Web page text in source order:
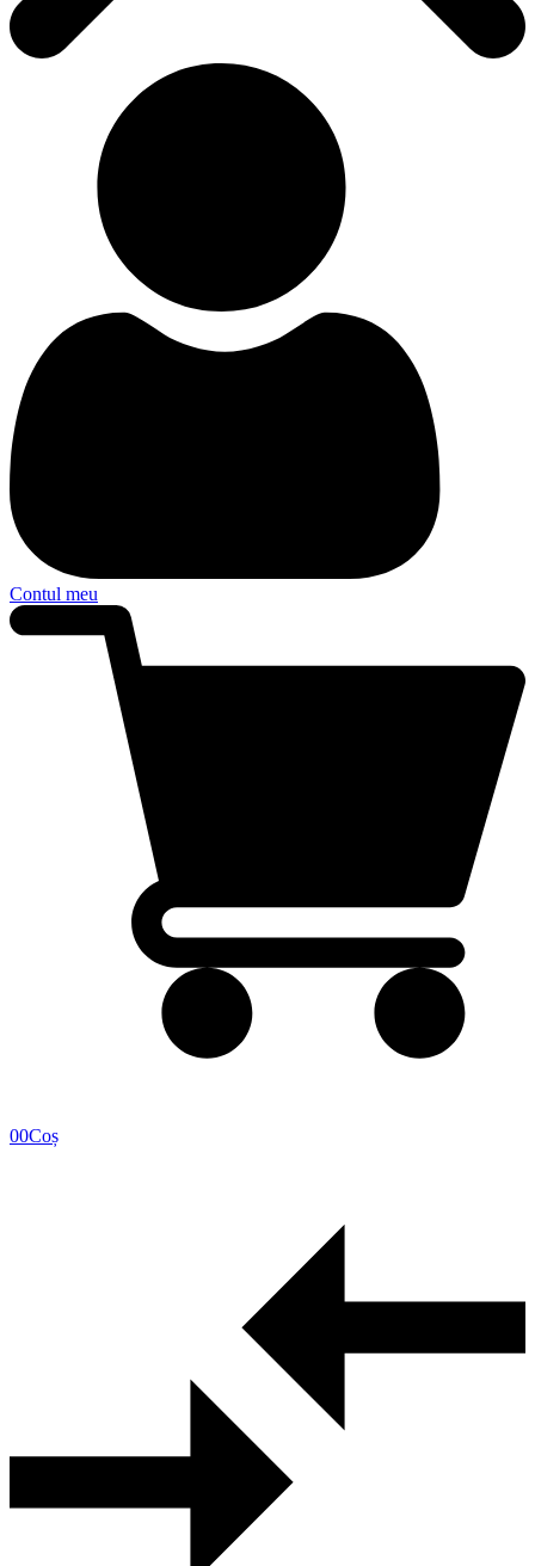
Contul meu
00Coș